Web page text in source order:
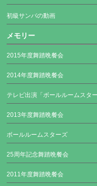
初級サンバの動画
メモリー
2015年度舞踏晩餐会
2014年度舞踏晩餐会
テレビ出演「ボールルームスター
2013年度舞踏晩餐会
ボールルームスターズ
25周年記念舞踏晩餐会
2011年度舞踏晩餐会